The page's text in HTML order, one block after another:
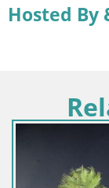
Hosted By